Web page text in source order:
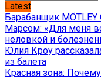
Latest
Барабанщик
Марсом: «Для меня
неловкой и
Юлия Кроу
из балета
Красная зона: